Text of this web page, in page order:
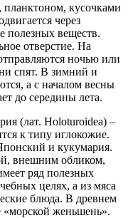
планктоном, кусочками
через
полезных веществ.
отверстие. На
ночью или
спят. В зимний и
а с началом весны
до середины лета.
(лат. Holoturoidea) –
к типу иглокожие.
и кукумария.
внешним обликом,
ряд полезных
целях, а из мяса
блюда. В древнем
женьшень».